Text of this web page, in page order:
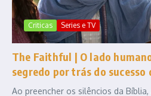
Criticas Series e TV
The Faithful | O lado
segredo por trás do sucesso
Ao preencher os silêncios da